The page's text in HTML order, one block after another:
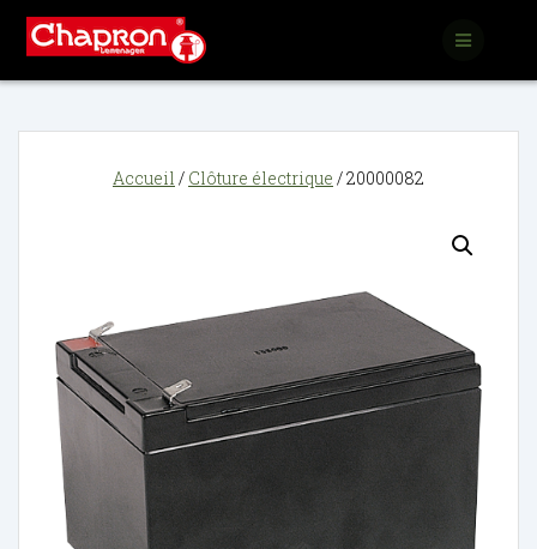
Accueil / Clôture électrique / 20000082